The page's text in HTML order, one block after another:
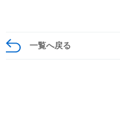
一覧へ戻る